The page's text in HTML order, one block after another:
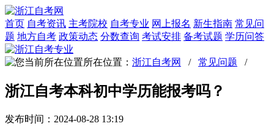
首页 自考资讯 主考院校 自考专业 网上报名 新生指南 常见问
题 地方自考 政策动态 分数查询 考试安排 备考试题 学历问答
所在位置： 浙江自考网 / 常见问题 /
浙江自考本科初中学历能报考吗？
发布时间：2024-08-28 13:19